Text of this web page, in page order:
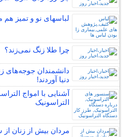
لباس‎های نو و تمیز هم می‌توانند بیماری‌زا باشند!
چرا طلا زنگ نمی‌زند؟
دانشمندان جوجه‌های
دنیا آوردند!
آشنایی با امواج
التراسونیک
مردان بيش از زنان